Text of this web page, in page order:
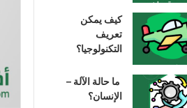
كيف يمكن
تعريف
التكنولوجيا؟
ما حالة الآلة –
الإنسان؟